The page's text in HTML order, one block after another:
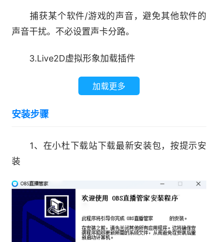
捕获某个软件/游戏的声音，避免其他软件的
声音干扰。不必设置声卡分路。
3.Live2D虚拟形象加载插件
帮助你加载Live2D模型到直播间中，开启二次
解放双手，自动切换场景。支持自定义丰富的
5.一键抠像滤镜
智能一键快速扣除背景，没有绿布也能快速去
加载更多
安装步骤
1、在小杜下载站下载最新安装包，按提示安
装